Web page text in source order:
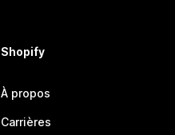
Shopify
À propos
Carrières